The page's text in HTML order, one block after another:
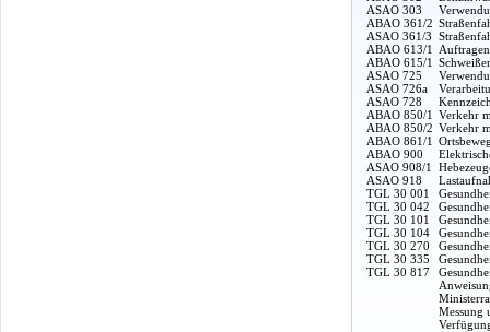
ASAO 303
ABAO 361/2
ASAO 361/3
ABAO 613/1
ABAO 615/1
ASAO 725
ASAO 726a
ASAO 728
ABAO 850/1 Verkehr
ABAO 850/2 Verkehr
ABAO 861/1
ABAO 900
ASAO 908/1
ASAO 918
TGL 30 001
TGL 30 042
TGL 30 101
TGL 30 104
TGL 30 270
TGL 30 335
TGL 30 817
Messung